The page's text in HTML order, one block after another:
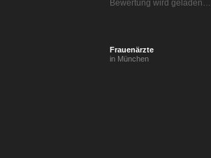
Bewertung wird geladen…
Frauenärzte
in München